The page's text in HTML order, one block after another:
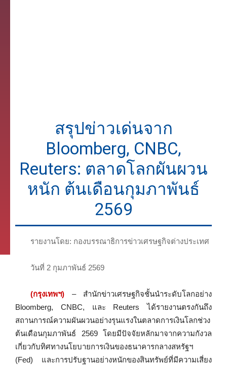
สรุปข่าวเด่นจาก
Bloomberg, CNBC,
Reuters: ตลาดโลกผันผวน
หนัก ต้นเดือนกุมภาพันธ์
2569
รายงานโดย: กองบรรณาธิการข่าวเศรษฐกิจต่างประเทศ
วันที่ 2 กุมภาพันธ์ 2569
(กรุงเทพฯ) – สำนักข่าวเศรษฐกิจชั้นนำระดับโลกอย่าง
Bloomberg, CNBC, และ Reuters ได้รายงานตรงกันถึง
สถานการณ์ความผันผวนอย่างรุนแรงในตลาดการเงินโลกช่วง
ต้นเดือนกุมภาพันธ์ 2569 โดยมีปัจจัยหลักมาจากความกังวล
เกี่ยวกับทิศทางนโยบายการเงินของธนาคารกลางสหรัฐฯ
(Fed) และการปรับฐานอย่างหนักของสินทรัพย์ที่มีความเสี่ยง